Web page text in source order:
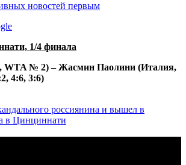
новостей первым
1/4 финала
№ 2) – Жасмин Паолини (Италия,
4:6, 3:6)
россиянина и вышел в
в Цинциннати